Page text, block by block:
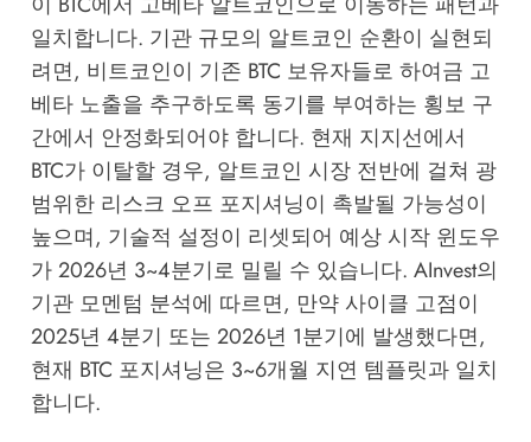
일치합니다. 기관 규모의 알트코인 순환이 실현되
려면, 비트코인이 기존 BTC 보유자들로 하여금 고
베타 노출을 추구하도록 동기를 부여하는 횡보 구
간에서 안정화되어야 합니다. 현재 지지선에서
BTC가 이탈할 경우, 알트코인 시장 전반에 걸쳐 광
범위한 리스크 오프 포지셔닝이 촉발될 가능성이
높으며, 기술적 설정이 리셋되어 예상 시작 윈도우
가 2026년 3~4분기로 밀릴 수 있습니다. AInvest의
기관 모멘텀 분석에 따르면, 만약 사이클 고점이
2025년 4분기 또는 2026년 1분기에 발생했다면,
현재 BTC 포지셔닝은 3~6개월 지연 템플릿과 일치
합니다.